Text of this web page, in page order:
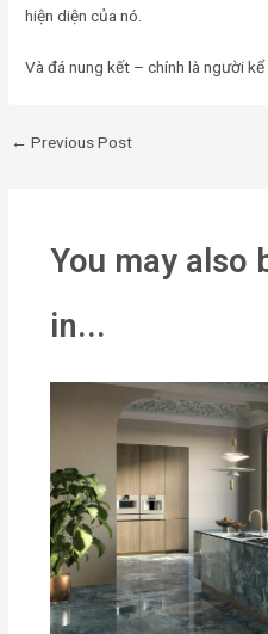
hiện diện của nó.
Và đá nung kết – chính là người
← Previous Post
You may also
in...